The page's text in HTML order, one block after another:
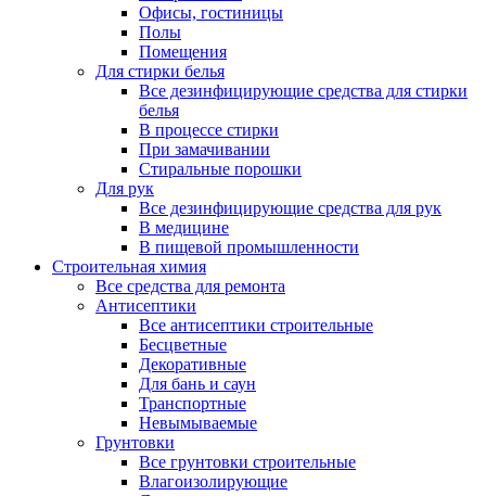
Офисы, гостиницы
Полы
Помещения
Для стирки белья
Все дезинфицирующие средства для стирки
белья
В процессе стирки
При замачивании
Стиральные порошки
Для рук
Все дезинфицирующие средства для рук
В медицине
В пищевой промышленности
Строительная химия
Все средства для ремонта
Антисептики
Все антисептики строительные
Бесцветные
Декоративные
Для бань и саун
Транспортные
Невымываемые
Грунтовки
Все грунтовки строительные
Влагоизолирующие